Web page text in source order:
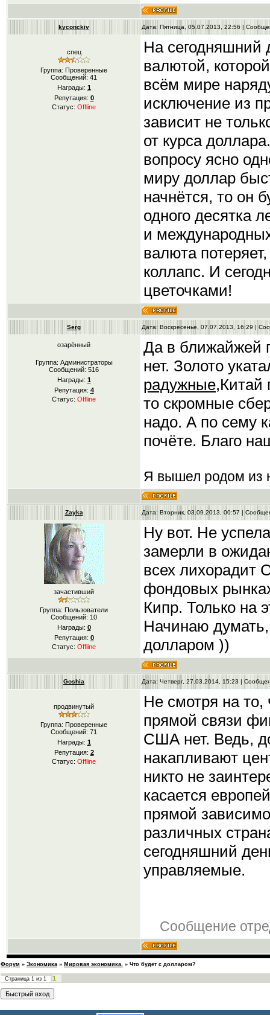
kyconckiy Дата: Пятница, 05.07.2013, 22:56 |
спец
Группа: Проверенные
Сообщений: 41
Награды: 1
Репутация: 0
Статус: Offline
На сегодняшний
валютой,
всём мире
исключение из
зависит не
от курса
вопросу ясно
миру доллар
начнётся, то он
одного десятка
и
валюта
коллапс. И
цветочками!
Serg Дата: Воскресенье, 07.07.2013, 16:29 |
озарённый
Группа: Администраторы
Сообщений: 516
Награды: 1
Репутация: 4
Статус: Offline
Да в ближайжей
нет. Золото
радужные,Китай
то скромные
надо. А по сему
почёте. Благо
Я вышел родом из
Zayka Дата: Вторник, 03.09.2013, 00:57 |
зачастивший
Группа: Пользователи
Сообщений: 10
Награды: 0
Репутация: 0
Статус: Offline
Ну вот. Не
замерли в
всех лихорадит
фондовых
Кипр. Только на
Начинаю думать,
долларом ))
Goshia Дата: Четверг, 27.03.2014, 15:23 |
продвинутый
Группа: Проверенные
Сообщений: 71
Награды: 1
Репутация: 2
Статус: Offline
Не смотря на то,
прямой связи
США нет. Ведь,
накапливают
никто не
касается
прямой
различных
сегодняшний
управляемые.
Сообщение
Форум » Экономика » Мировая экономика. » Что будет с долларом?
Страница 1 из 1 1